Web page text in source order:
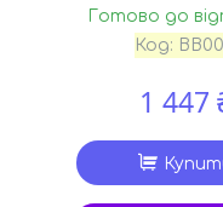
Готово до
Код:
1 447